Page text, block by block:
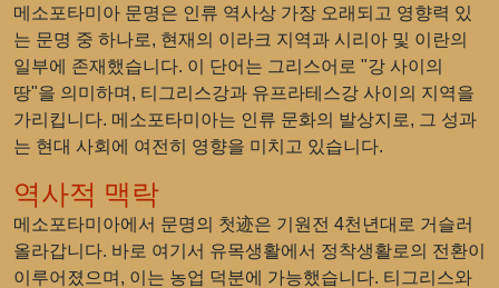
메소포타미아 문명은 인류 역사상 가장 오래되고 영향력 있
는 문명 중 하나로, 현재의 이라크 지역과 시리아 및 이란의
일부에 존재했습니다. 이 단어는 그리스어로 "강 사이의
땅"을 의미하며, 티그리스강과 유프라테스강 사이의 지역을
가리킵니다. 메소포타미아는 인류 문화의 발상지로, 그 성과
는 현대 사회에 여전히 영향을 미치고 있습니다.
역사적 맥락
메소포타미아에서 문명의 첫迹은 기원전 4천년대로 거슬러
올라갑니다. 바로 여기서 유목생활에서 정착생활로의 전환이
이루어졌으며, 이는 농업 덕분에 가능했습니다. 티그리스와